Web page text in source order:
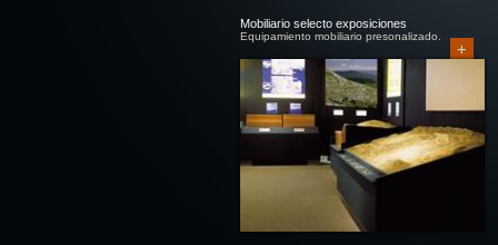
Mobiliario selecto exposiciones
Equipamiento mobiliario presonalizado.
+